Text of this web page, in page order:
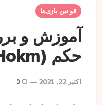
قوانین بازی‌ها
آموزش و
حکم (Hokm)
اکتبر 22, 2021 0